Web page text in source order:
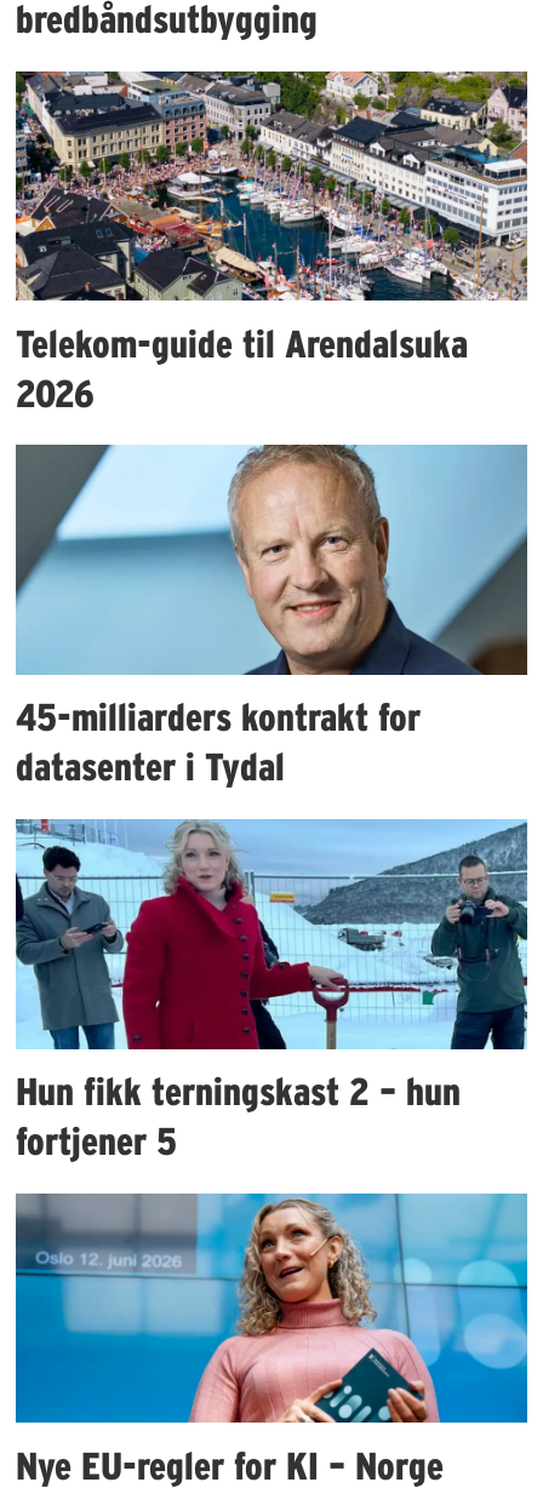
bredbåndsutbygging
Telekom-guide til Arendalsuka
2026
45-milliarders kontrakt for
datasenter i Tydal
Hun fikk terningskast 2 – hun
fortjener 5
Nye EU-regler for KI – Norge